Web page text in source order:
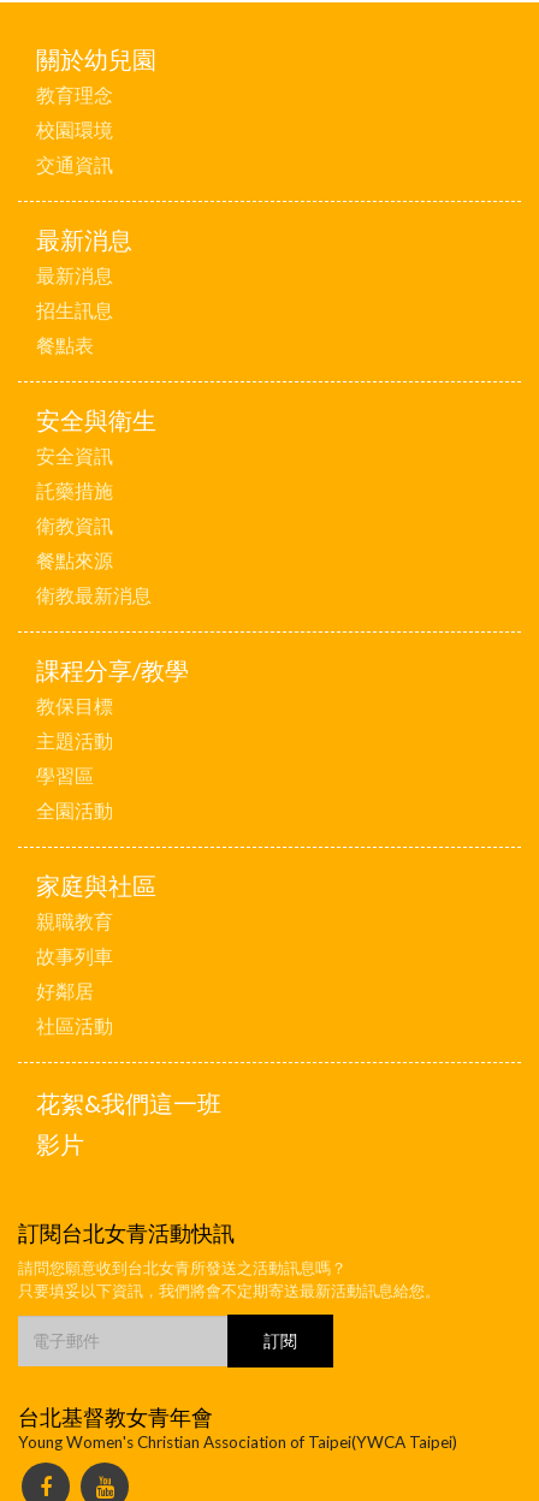
關於幼兒園
教育理念
校園環境
交通資訊
最新消息
最新消息
招生訊息
餐點表
安全與衛生
安全資訊
託藥措施
衛教資訊
餐點來源
衛教最新消息
課程分享/教學
教保目標
主題活動
學習區
全園活動
家庭與社區
親職教育
故事列車
好鄰居
社區活動
花絮&我們這一班
影片
訂閱台北女青活動快訊
請問您願意收到台北女青所發送之活動訊息嗎？
只要填妥以下資訊，我們將會不定期寄送最新活動訊息給您。
台北基督教女青年會
Young Women's Christian Association of Taipei(YWCA Taipei)